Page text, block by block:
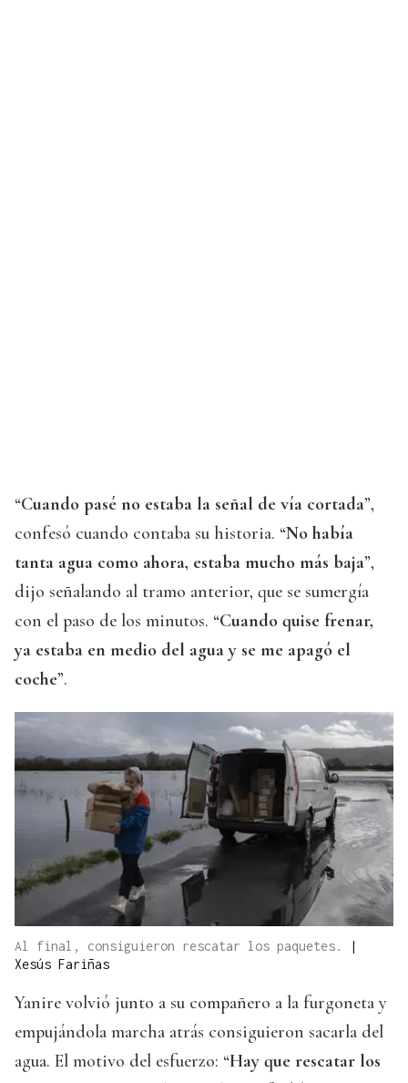
“Cuando pasé no estaba la señal de vía cortada”,
confesó cuando contaba su historia. “No había
tanta agua como ahora, estaba mucho más baja”,
dijo señalando al tramo anterior, que se sumergía
con el paso de los minutos. “Cuando quise frenar,
ya estaba en medio del agua y se me apagó el
coche”.
Al final, consiguieron rescatar los paquetes.
|
Xesús Fariñas
Yanire volvió junto a su compañero a la furgoneta y
empujándola marcha atrás consiguieron sacarla del
agua. El motivo del esfuerzo: “Hay que rescatar los